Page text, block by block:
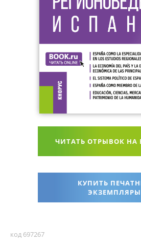
ЧИТАТЬ ОТРЫВОК НА
КУПИТЬ
ЭКЗЕМПЛЯРЫ
код 697267